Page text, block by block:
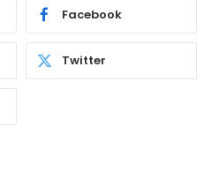
Facebook
Twitter